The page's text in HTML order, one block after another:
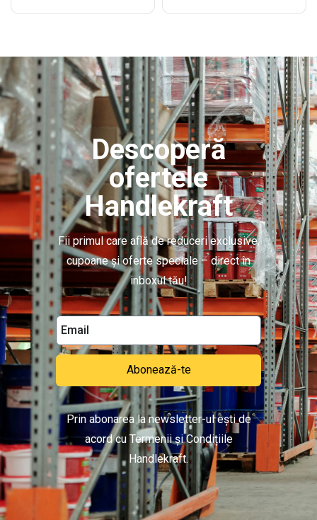
Descoperă
ofertele
Handlekraft
Fii primul care află de reduceri exclusive,
cupoane și oferte speciale – direct în
inboxul tău!
Abonează-te
Prin abonarea la newsletter-ul ești de
acord cu Termenii și Condițiile
Handlekraft.